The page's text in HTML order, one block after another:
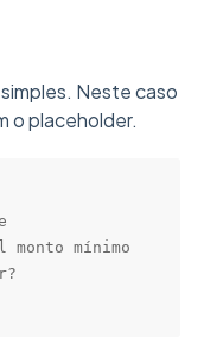
Neste caso
o placeholder.